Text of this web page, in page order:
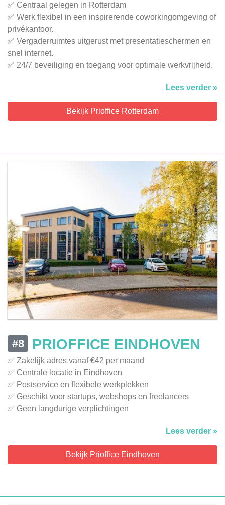
✅ Centraal gelegen in Rotterdam
✅ Werk flexibel in een inspirerende coworkingomgeving of
privékantoor.
✅ Vergaderruimtes uitgerust met presentatieschermen en
snel internet.
✅ 24/7 beveiliging en toegang voor optimale werkvrijheid.
Lees verder »
Bekijk Prioffice Rotterdam
#8 PRIOFFICE EINDHOVEN
✅ Zakelijk adres vanaf €42 per maand
✅ Centrale locatie in Eindhoven
✅ Postservice en flexibele werkplekken
✅ Geschikt voor startups, webshops en freelancers
✅ Geen langdurige verplichtingen
Lees verder »
Bekijk Prioffice Eindhoven